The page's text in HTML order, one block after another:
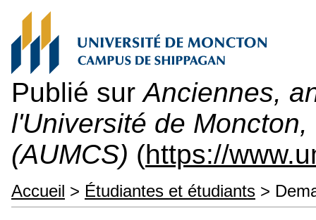
Publié surAnciennes,
l'Université de
(AUMCS) (https://
Accueil > Étudiantes et étudiants >